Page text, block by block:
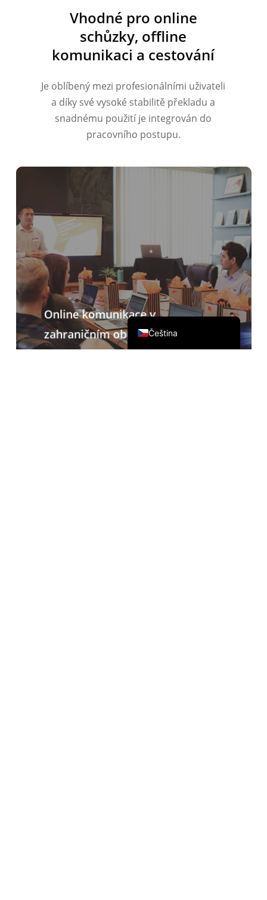
Vhodné pro online
schůzky, offline
komunikaci a cestování
Je oblíbený mezi profesionálními uživateli
a díky své vysoké stabilitě překladu a
snadnému použití je integrován do
pracovního postupu.
Online komunikace v
zahraničním obchoduČeština
English
简体中文
한국어
ไทย
繁體中文
Português do Brasil
हिन्दी
Bahasa Indonesia
Tiếng Việt